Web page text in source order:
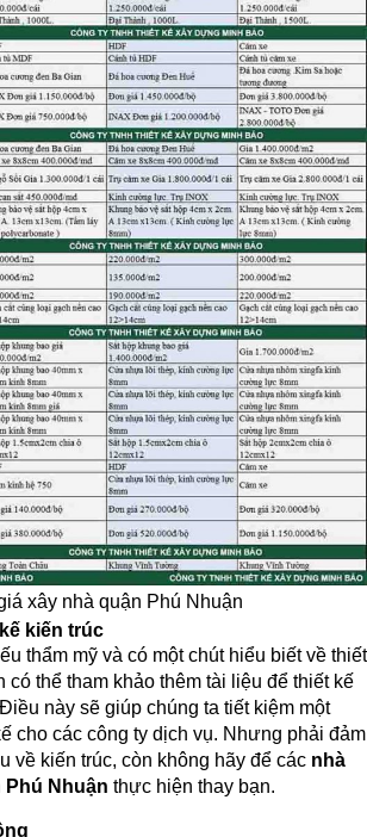
xây nhà quận Phú Nhuận
kiến trúc
thẩm mỹ và có một chút hiểu biết về thiết
có thể tham khảo thêm tài liệu để thiết kế
này sẽ giúp chúng ta tiết kiệm một
cho các công ty dịch vụ. Nhưng phải đảm
về kiến trúc, còn không hãy để các nhà
Phú Nhuận thực hiện thay bạn.